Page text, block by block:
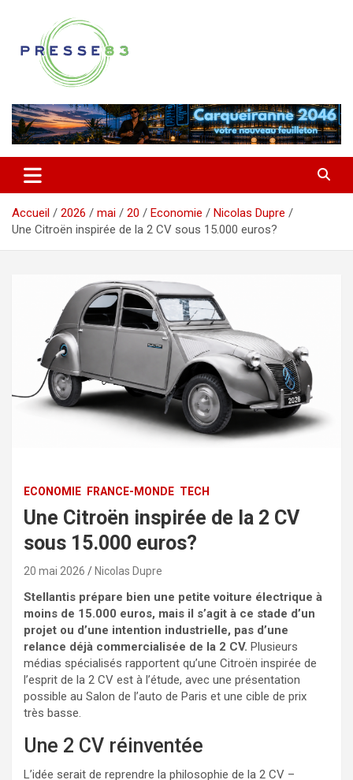
contenu
Presse 83
Accueil 2026 mai 20 Economie
Nicolas Dupre
Une Citroën inspirée de la 2 CV sous 15.000 euros?
ECONOMIE FRANCE-MONDE TECH
Une Citroën inspirée de la 2 CV
sous 15.000 euros?
20 mai 2026 Nicolas Dupre
Stellantis prépare bien une petite voiture électrique à
moins de 15.000 euros, mais il s’agit à ce stade d’un
projet ou d’une intention industrielle, pas d’une
relance déjà commercialisée de la 2 CV. Plusieurs
médias spécialisés rapportent qu’une Citroën inspirée de
l’esprit de la 2 CV est à l’étude, avec une présentation
possible au Salon de l’auto de Paris et une cible de prix
très basse.
Une 2 CV réinventée
L’idée serait de reprendre la philosophie de la 2 CV –